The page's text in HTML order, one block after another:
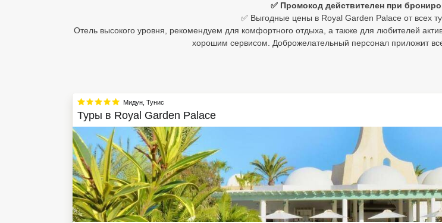
✅ Промокод действителен при
✅ Выгодные цены в Royal Garden Palace от всех
Отель высокого уровня, рекомендуем для комфортного отдыха, а также для любителей
хорошим сервисом. Доброжелательный персонал приложит
Мидун, Тунис
Туры в Royal Garden Palace
Северный Гоа
Большой Сочи